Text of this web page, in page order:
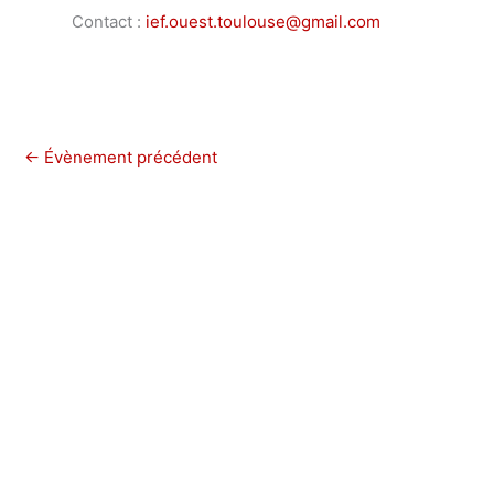
Contact : ief.ouest.toulouse@gmail.com
← Évènement précédent